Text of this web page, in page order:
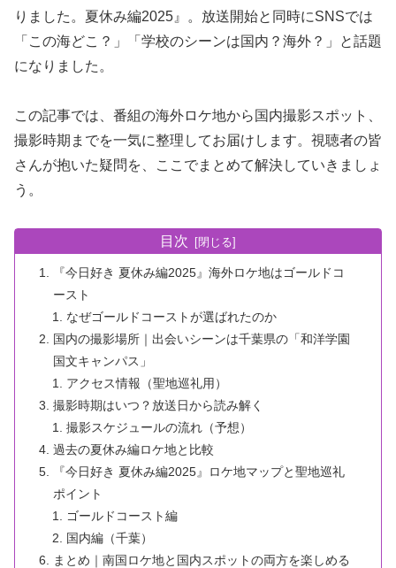
りました。夏休み編2025』。放送開始と同時にSNSでは
「この海どこ？」「学校のシーンは国内？海外？」と話題
になりました。
この記事では、番組の海外ロケ地から国内撮影スポット、
撮影時期までを一気に整理してお届けします。視聴者の皆
さんが抱いた疑問を、ここでまとめて解決していきましょ
う。
目次
『今日好き 夏休み編2025』海外ロケ地はゴールドコ
ースト
なぜゴールドコーストが選ばれたのか
国内の撮影場所｜出会いシーンは千葉県の「和洋学園
国文キャンパス」
アクセス情報（聖地巡礼用）
撮影時期はいつ？放送日から読み解く
撮影スケジュールの流れ（予想）
過去の夏休み編ロケ地と比較
『今日好き 夏休み編2025』ロケ地マップと聖地巡礼
ポイント
ゴールドコースト編
国内編（千葉）
まとめ｜南国ロケ地と国内スポットの両方を楽しめる